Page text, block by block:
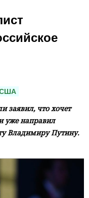
заявил, что хочет
уже направил
Владимиру Путину.